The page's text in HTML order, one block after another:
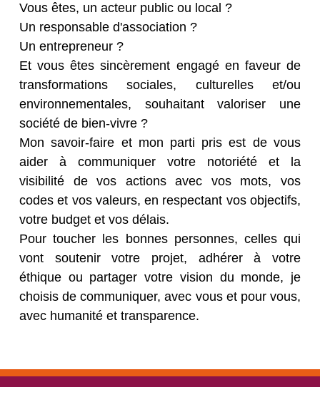
Vous êtes, un acteur public ou local ?
Un responsable d'association ?
Un entrepreneur ?
Et vous êtes sincèrement engagé en faveur de
transformations sociales, culturelles et/ou
environnementales, souhaitant valoriser une
société de bien-vivre ?
Mon savoir-faire et mon parti pris est de vous
aider à communiquer votre notoriété et la
visibilité de vos actions avec vos mots, vos
codes et vos valeurs, en respectant vos objectifs,
votre budget et vos délais.
Pour toucher les bonnes personnes, celles qui
vont soutenir votre projet, adhérer à votre
éthique ou partager votre vision du monde, je
choisis de communiquer, avec vous et pour vous,
avec humanité et transparence.